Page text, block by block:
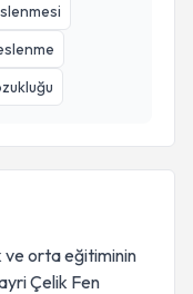
ve orta eğitiminin
Çelik Fen